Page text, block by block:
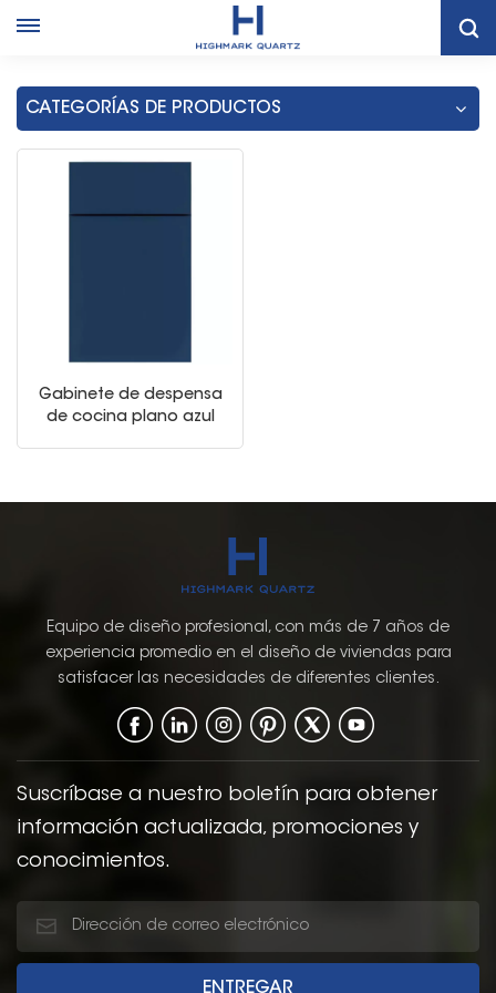
Armarios De Cocina Azul Marino.
CATEGORÍAS DE PRODUCTOS
Gabinete de despensa
de cocina plano azul
Equipo de diseño profesional, con más de 7 años de
experiencia promedio en el diseño de viviendas para
satisfacer las necesidades de diferentes clientes.
Suscríbase a nuestro boletín para obtener
información actualizada, promociones y
conocimientos.